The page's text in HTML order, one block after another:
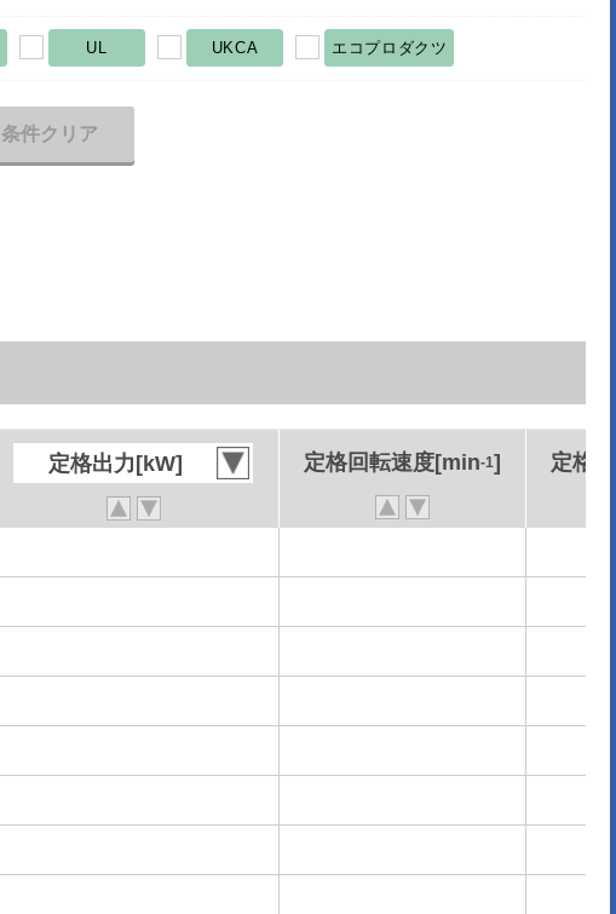
UL UKCA エコプロダクツ
条件クリア
定格出力[kW] 定格回転速度[min-1] 定格
定格出力[kW] 定格回転速度[min-1] 定格